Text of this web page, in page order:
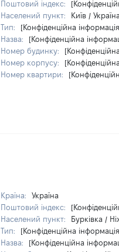
Поштовий індекс:
Населений пункт:
Київ / Україна
Тип:
[Конфіденційна
Назва:
[Конфіденційна
Номер будинку:
Номер корпусу:
Номер квартири:
Країна:
Україна
Поштовий індекс:
Населений пункт:
Бурківка /
Тип:
[Конфіденційна
Назва:
[Конфіденційна